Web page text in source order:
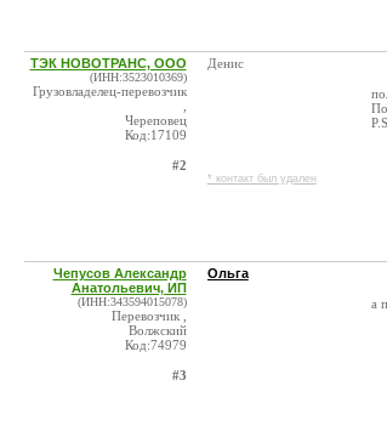
ТЭК НОВОТРАНС, ООО
(ИНН:3523010369)
Грузовладелец-перевозчик
Череповец
Код:17109
#2
Денис
* контакт был удален
Чепусов Александр
Анатольевич, ИП
(ИНН:343594015078)
Перевозчик ,
Волжский
Код:74979
#3
Ольга
а